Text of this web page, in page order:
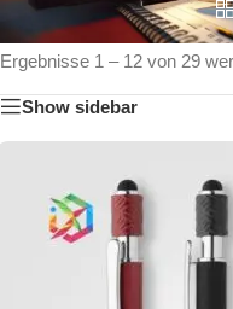
Start/Schreibgeräte/
Ergebnisse 1 – 12 von 29
Show sidebar